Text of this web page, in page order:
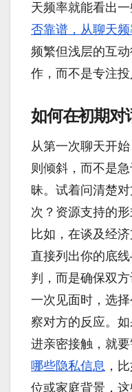
天频率就能看出
否靠谱，从聊天
频繁但浅层的互
作，而不是专注投
如何在初期对
从第一次聊天开
则倾斜，而不是
昧。试着问清楚
次？资源支持的
比如，在谈及经
直接列出你的底
判，而是确保双
一次见面时，选
察对方的反应。
进亲密接触，就要
哪些隐私信息 ，
位或家庭背景，